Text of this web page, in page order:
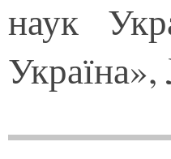
наук